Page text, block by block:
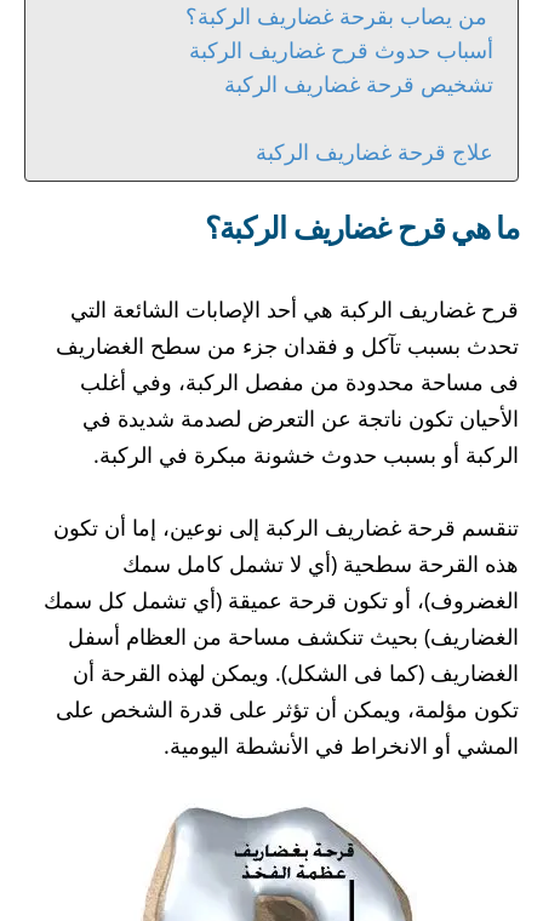
من يصاب بقرحة غضاريف الركبة؟
أسباب حدوث قرح غضاريف الركبة
تشخيص قرحة غضاريف الركبة
علاج قرحة غضاريف الركبة
ما هي قرح غضاريف الركبة؟
قرح غضاريف الركبة هي أحد الإصابات الشائعة التي
تحدث بسبب تآكل و فقدان جزء من سطح الغضاريف
فى مساحة محدودة من مفصل الركبة، وفي أغلب
الأحيان تكون ناتجة عن التعرض لصدمة شديدة في
الركبة أو بسبب حدوث خشونة مبكرة في الركبة.
تنقسم قرحة غضاريف الركبة إلى نوعين، إما أن تكون
هذه القرحة سطحية (أي لا تشمل كامل سمك
الغضروف)، أو تكون قرحة عميقة (أي تشمل كل سمك
الغضاريف) بحيث تنكشف مساحة من العظام أسفل
الغضاريف (كما فى الشكل). ويمكن لهذه القرحة أن
تكون مؤلمة، ويمكن أن تؤثر على قدرة الشخص على
المشي أو الانخراط في الأنشطة اليومية.